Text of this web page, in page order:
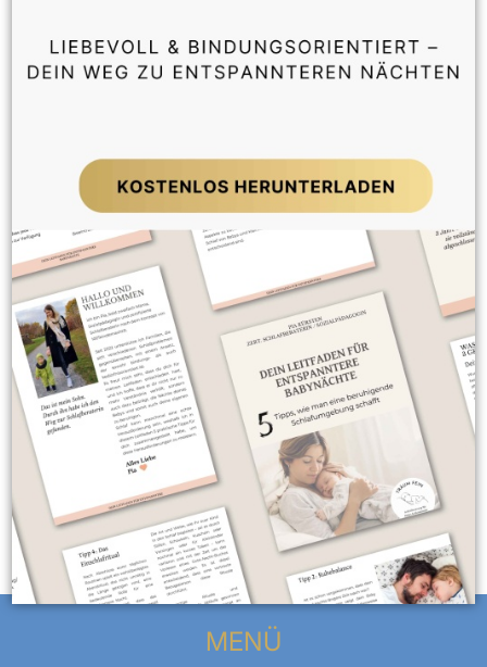
MENÜ